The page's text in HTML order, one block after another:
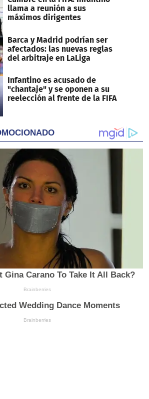
llama a reunión a sus
máximos dirigentes
Barca y Madrid podrían ser
afectados: las nuevas reglas
del arbitraje en LaLiga
Infantino es acusado de
"chantaje" y se oponen a su
reelección al frente de la FIFA